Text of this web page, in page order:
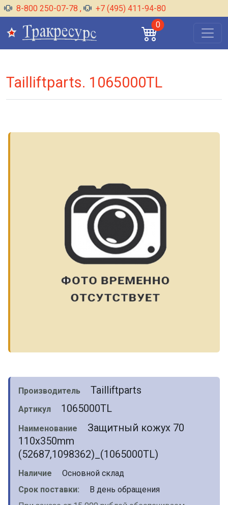
8-800 250-07-78 ,
+7 (495) 411-94-80
0
Tailliftparts. 1065000TL
Производитель Tailliftparts
Артикул 1065000TL
Наименование
Защитный кожух 70
110x350mm
(52687,1098362)_(1065000TL)
Наличие
Основной склад
Срок поставки:
В день обращения